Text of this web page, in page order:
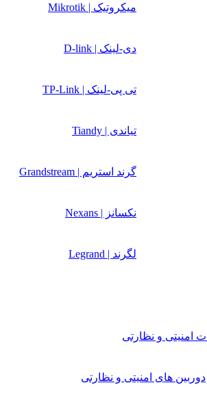
میکروتیک | Mikrotik
دی-لینک | D-link
تی پی-لینک | TP-Link
تیاندی | Tiandy
گرند استریم | Grandstream
نکسانز | Nexans
لگرند | Legrand
امنیتی و نظارتی
دوربین های امنیتی و نظارتی